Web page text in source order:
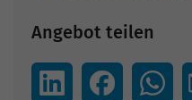
Angebot teilen